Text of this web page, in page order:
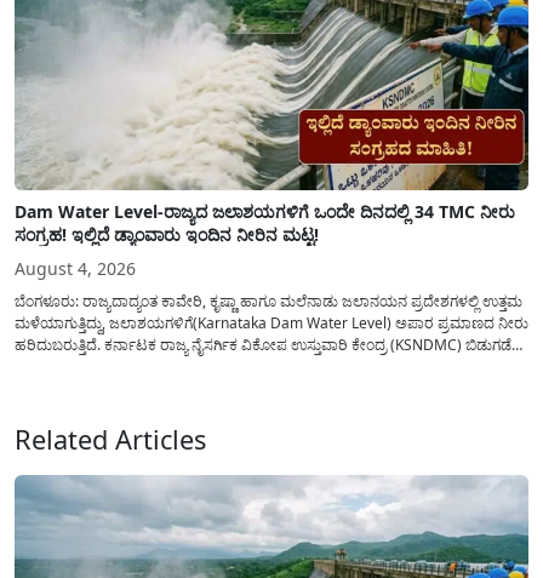
Dam Water Level-ರಾಜ್ಯದ ಜಲಾಶಯಗಳಿಗೆ ಒಂದೇ ದಿನದಲ್ಲಿ 34 TMC ನೀರು
ಸಂಗ್ರಹ! ಇಲ್ಲಿದೆ ಡ್ಯಾಂವಾರು ಇಂದಿನ ನೀರಿನ ಮಟ್ಟ!
August 4, 2026
ಬೆಂಗಳೂರು: ರಾಜ್ಯದಾದ್ಯಂತ ಕಾವೇರಿ, ಕೃಷ್ಣಾ ಹಾಗೂ ಮಲೆನಾಡು ಜಲಾನಯನ ಪ್ರದೇಶಗಳಲ್ಲಿ ಉತ್ತಮ
ಮಳೆಯಾಗುತ್ತಿದ್ದು, ಜಲಾಶಯಗಳಿಗೆ(Karnataka Dam Water Level) ಅಪಾರ ಪ್ರಮಾಣದ ನೀರು
ಹರಿದುಬರುತ್ತಿದೆ. ಕರ್ನಾಟಕ ರಾಜ್ಯ ನೈಸರ್ಗಿಕ ವಿಕೋಪ ಉಸ್ತುವಾರಿ ಕೇಂದ್ರ (KSNDMC) ಬಿಡುಗಡೆ
Related Articles